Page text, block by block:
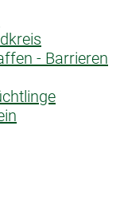
- Barrieren